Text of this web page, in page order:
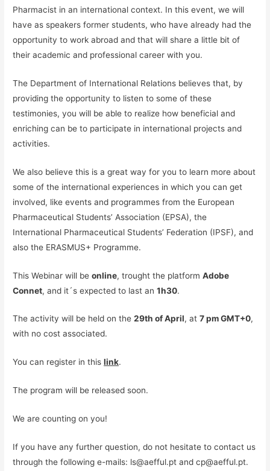
Pharmacist in an international context. In this event, we will
have as speakers former students, who have already had the
opportunity to work abroad and that will share a little bit of
their academic and professional career with you.
The Department of International Relations believes that, by
providing the opportunity to listen to some of these
testimonies, you will be able to realize how beneficial and
enriching can be to participate in international projects and
activities.
We also believe this is a great way for you to learn more about
some of the international experiences in which you can get
involved, like events and programmes from the European
Pharmaceutical Students’ Association (EPSA), the
International Pharmaceutical Students’ Federation (IPSF), and
also the ERASMUS+ Programme.
This Webinar will beonline, trought the platformAdobe
Connet, and it´s expected to last an1h30.
The activity will be held on the29th of April, at7 pm GMT+0,
with no cost associated.
You can register in thislink.
The program will be released soon.
We are counting on you!
If you have any further question, do not hesitate to contact us
through the following e-mails: ls@aefful.pt and cp@aefful.pt.